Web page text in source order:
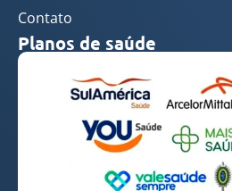
Contato
Planos de saúde